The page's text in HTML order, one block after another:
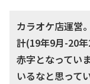
カラオケ店運営
計(19年9月-20
赤字となってい
いるなと思って